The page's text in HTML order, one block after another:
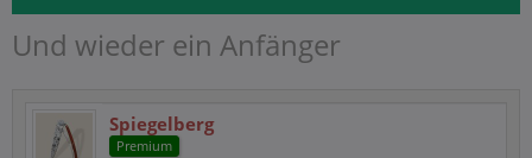
Und wieder ein Anfänger
Spiegelberg
Premium